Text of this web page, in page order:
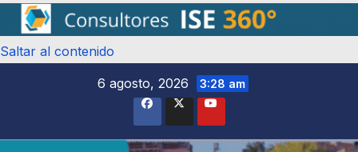
Saltar al contenido
6 agosto, 2026
3:28 am